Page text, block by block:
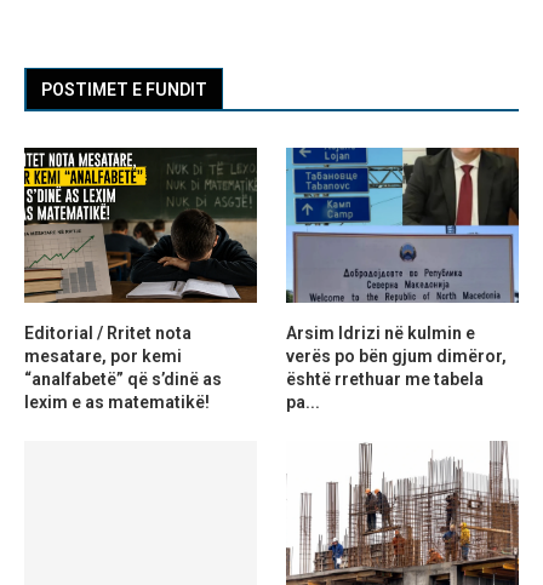
POSTIMET E FUNDIT
Editorial / Rritet nota
mesatare, por kemi
“analfabetë” që s’dinë as
lexim e as matematikë!
Arsim Idrizi në kulmin e
verës po bën gjum dimëror,
është rrethuar me tabela
pa...